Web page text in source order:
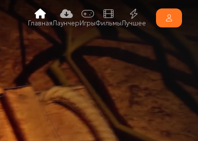
ГлавнаяЛаунчерИгрыФильмыЛучшее